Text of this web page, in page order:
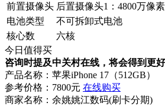
前置摄像头 后置摄像头1：4800万像素
电池类型
不可拆卸式电池
核心数
六核
今日值得买
咨询时提及中关村在线，将会得到更
产品名称： 苹果iPhone 17（512GB）
参考价格： 7800元 在线购买
商家名称： 余姚姚江数码(刷卡分期)